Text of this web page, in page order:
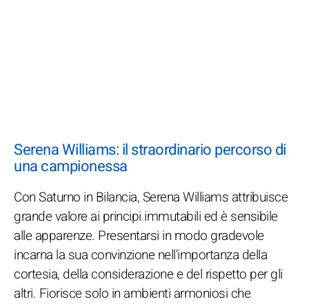
Serena Williams: il straordinario percorso di
una campionessa
Con Saturno in Bilancia, Serena Williams attribuisce
grande valore ai principi immutabili ed è sensibile
alle apparenze. Presentarsi in modo gradevole
incarna la sua convinzione nell'importanza della
cortesia, della considerazione e del rispetto per gli
altri. Fiorisce solo in ambienti armoniosi che